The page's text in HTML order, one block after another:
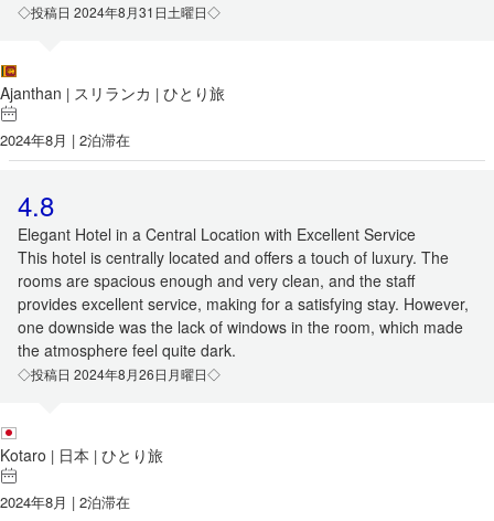
◇投稿日 2024年8月31日土曜日◇
Ajanthan | スリランカ | ひとり旅
2024年8月 | 2泊滞在
4.8
Elegant Hotel in a Central Location with Excellent Service
This hotel is centrally located and offers a touch of luxury. The
rooms are spacious enough and very clean, and the staff
provides excellent service, making for a satisfying stay. However,
one downside was the lack of windows in the room, which made
the atmosphere feel quite dark.
◇投稿日 2024年8月26日月曜日◇
Kotaro | 日本 | ひとり旅
2024年8月 | 2泊滞在